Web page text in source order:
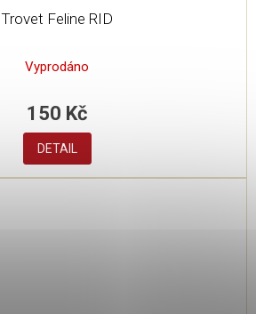
Trovet Feline RID
Vyprodáno
150 Kč
DETAIL